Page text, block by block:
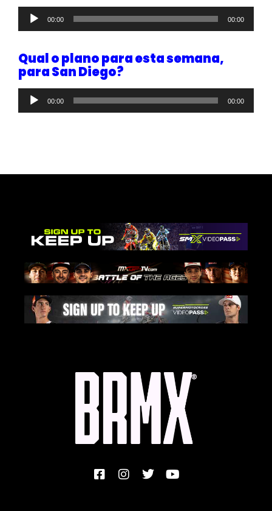
Tocador
áudio
00:00 00:00
Qual o plano para esta semana,
para San Diego?
Tocador
áudio
00:00 00:00